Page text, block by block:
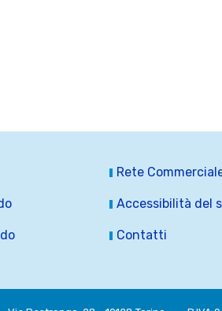
Rete
Accessibilità del
Contatti